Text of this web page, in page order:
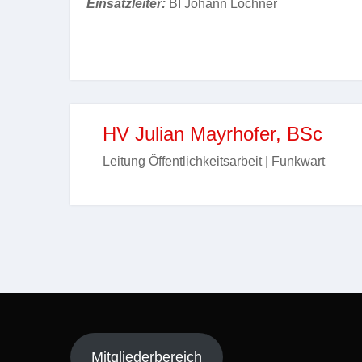
Einsatzleiter: BI Johann Lochner
HV Julian Mayrhofer, BSc
Leitung Öffentlichkeitsarbeit | Funkwart
Mitgliederbereich